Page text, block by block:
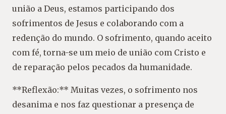
união a Deus, estamos participando dos
sofrimentos de Jesus e colaborando com a
redenção do mundo. O sofrimento, quando aceito
com fé, torna-se um meio de união com Cristo e
de reparação pelos pecados da humanidade.
**Reflexão:** Muitas vezes, o sofrimento nos
desanima e nos faz questionar a presença de